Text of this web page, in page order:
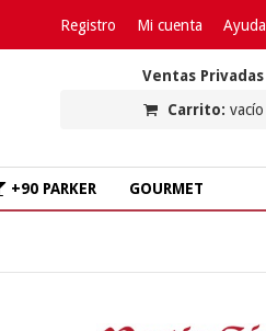
Registro Mi cuenta Ayuda
Ventas Privadas
Carrito: vacío
+90 PARKER GOURMET